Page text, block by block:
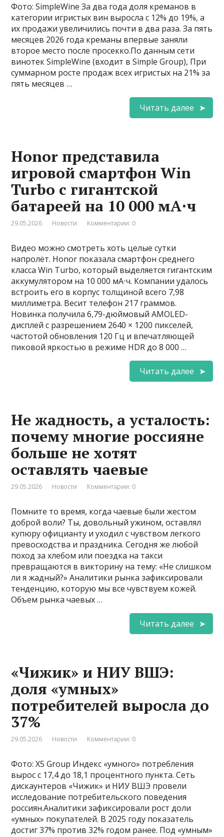
Фото: SimpleWine За два года доля креманов в
категории игристых вин выросла с 12% до 19%, а
их продажи увеличились почти в два раза. За пять
месяцев 2026 года креманы впервые заняли
второе место после просекко.По данным сети
винотек SimpleWine (входит в Simple Group), При
суммарном росте продаж всех игристых на 21% за
пять месяцев …
Читать далее
Honor представила
игровой смартфон Win
Turbo с гигантской
батареей на 10 000 мА⋅ч
29.05.2026 Новости Комментарии: 0
Видео можно смотреть хоть целые сутки
напролёт. Honor показала смартфон среднего
класса Win Turbo, который выделяется гигантским
аккумулятором на 10 000 мА⋅ч. Компании удалось
встроить его в корпус толщиной всего 7,98
миллиметра. Весит телефон 217 граммов.
Новинка получила 6,79-дюймовый AMOLED-
дисплей с разрешением 2640 × 1200 пикселей,
частотой обновления 120 Гц и впечатляющей
пиковой яркостью в режиме HDR до 8 000 …
Читать далее
Не жадность, а усталость:
почему многие россияне
больше не хотят
оставлять чаевые
29.05.2026 Новости Комментарии: 0
Помните то время, когда чаевые были жестом
доброй воли? Ты, довольный ужином, оставлял
купюру официанту и уходил с чувством легкого
превосходства и праздника. Сегодня же любой
поход за хлебом или поездка на такси
превращаются в викторину на тему: «Не слишком
ли я жадный?» Аналитики рынка зафиксировали
тенденцию, которую мы все чувствуем кожей.
Объем рынка чаевых …
Читать далее
«Чижик» и НИУ ВШЭ:
доля «умных»
потребителей выросла до
37%
29.05.2026 Новости Комментарии: 0
Фото: X5 Group Индекс «умного» потребления
вырос с 17,4 до 18,1 процентного пункта. Сеть
дискаунтеров «Чижик» и НИУ ВШЭ провели
исследование потребительского поведения
россиян.Аналитики зафиксировали рост доли
«умных» покупателей. В 2025 году показатель
достиг 37% против 32% годом ранее. Под «умным»